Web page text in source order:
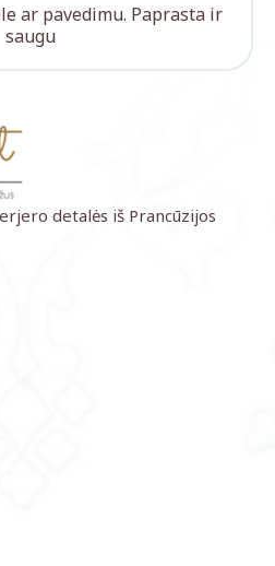
ar pavedimu. Paprasta ir
saugu
detalės iš Prancūzijos